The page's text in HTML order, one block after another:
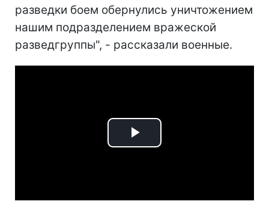
разведки боем обернулись уничтожением
нашим подразделением вражеской
разведгруппы", - рассказали военные.
Play